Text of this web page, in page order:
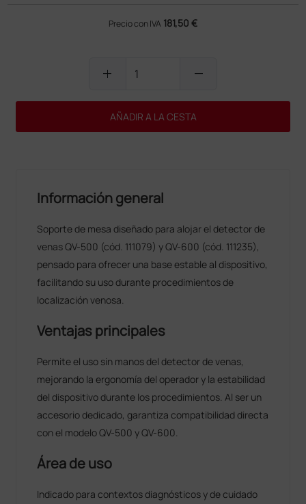
Precio con IVA 181,50 €
add remove
AÑADIR A LA CESTA
Información general
Soporte de mesa diseñado para alojar el detector de
venas QV-500 (cód. 111079) y QV-600 (cód. 111235),
pensado para ofrecer una base estable al dispositivo,
facilitando su uso durante procedimientos de
localización venosa.
Ventajas principales
Permite el uso sin manos del detector de venas,
mejorando la ergonomía del operador y la estabilidad
del dispositivo durante los procedimientos. Al ser un
accesorio dedicado, garantiza compatibilidad directa
con el modelo QV-500 y QV-600.
Área de uso
Indicado para contextos diagnósticos y de cuidado